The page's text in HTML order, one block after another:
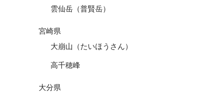
雲仙岳（普賢岳）
宮崎県
大崩山（たいほうさん）
高千穂峰
大分県